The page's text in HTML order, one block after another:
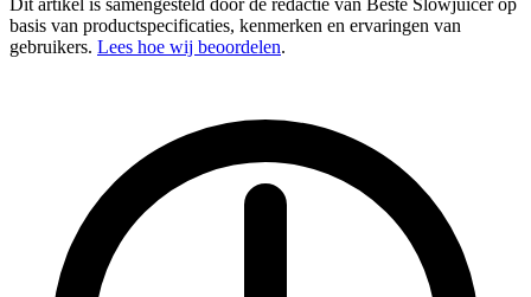
Dit artikel is samengesteld door de redactie van Beste Slowjuicer op
basis van productspecificaties, kenmerken en ervaringen van
gebruikers. Lees hoe wij beoordelen.